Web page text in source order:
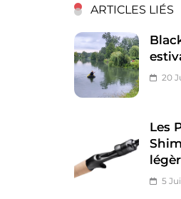
ARTICLES LIÉS
20
Les
5